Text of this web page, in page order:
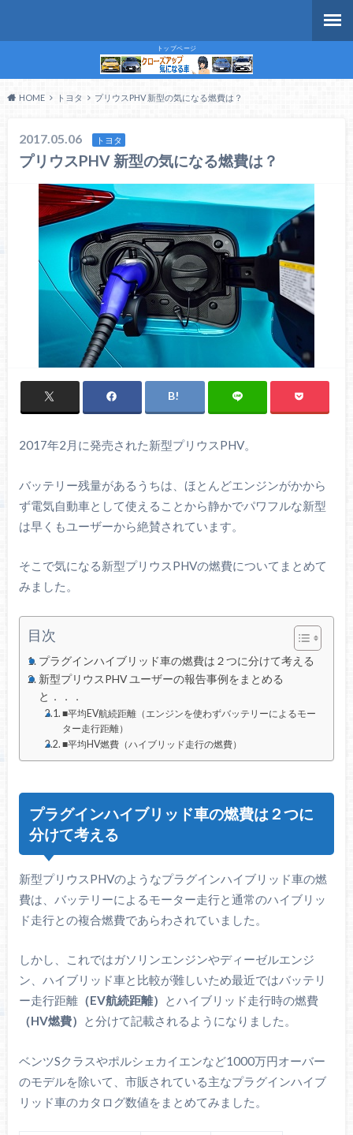
トップページ
HOME トヨタ プリウスPHV 新型の気になる燃費は？
2017.05.06 トヨタ
プリウスPHV 新型の気になる燃費は？
2017年2月に発売された新型プリウスPHV。
バッテリー残量があるうちは、ほとんどエンジンがかから
ず電気自動車として使えることから静かでパワフルな新型
は早くもユーザーから絶賛されています。
そこで気になる新型プリウスPHVの燃費についてまとめて
みました。
目次
プラグインハイブリッド車の燃費は２つに分けて考える
新型プリウスPHV ユーザーの報告事例をまとめる
と．．．
■平均EV航続距離（エンジンを使わずバッテリーによるモー
ター走行距離）
■平均HV燃費（ハイブリッド走行の燃費）
プラグインハイブリッド車の燃費は２つに
分けて考える
新型プリウスPHVのようなプラグインハイブリッド車の燃
費は、バッテリーによるモーター走行と通常のハイブリッ
ド走行との複合燃費であらわされていました。
しかし、これではガソリンエンジンやディーゼルエンジ
ン、ハイブリッド車と比較が難しいため最近ではバッテリ
ー走行距離（EV航続距離）
とハイブリッド走行時の燃費
（HV燃費）
と分けて記載されるようになりました。
ベンツSクラスやポルシェカイエンなど1000万円オーバー
のモデルを除いて、市販されている主なプラグインハイブ
リッド車のカタログ数値をまとめてみました。